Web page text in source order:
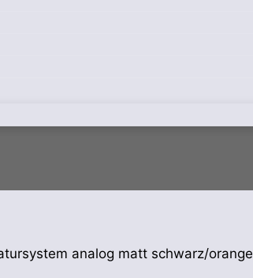
analog matt schwarz/orange